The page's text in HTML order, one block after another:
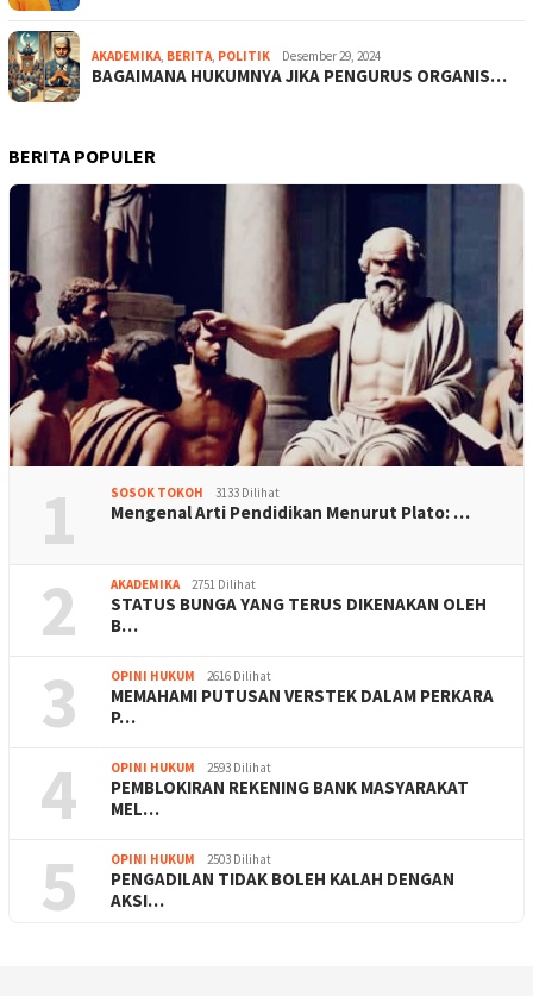
AKADEMIKA BERITA POLITIK Desember 29, 2024
BAGAIMANA HUKUMNYA JIKA PENGURUS ORGANIS…
BERITA POPULER
1 SOSOK TOKOH 3133 Dilihat
Mengenal Arti Pendidikan Menurut Plato: …
2 AKADEMIKA 2751 Dilihat
STATUS BUNGA YANG TERUS DIKENAKAN OLEH
B…
3 OPINI HUKUM 2616 Dilihat
MEMAHAMI PUTUSAN VERSTEK DALAM PERKARA
P…
4 OPINI HUKUM 2593 Dilihat
PEMBLOKIRAN REKENING BANK MASYARAKAT
MEL…
5 OPINI HUKUM 2503 Dilihat
PENGADILAN TIDAK BOLEH KALAH DENGAN
AKSI…